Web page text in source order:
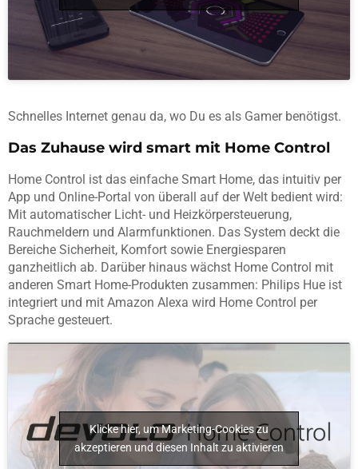
Schnelles Internet genau da, wo Du es als Gamer benötigst.
Das Zuhause wird smart mit Home Control
Home Control ist das einfache Smart Home, das intuitiv per
App und Online-Portal von überall auf der Welt bedient wird:
Mit automatischer Licht- und Heizkörpersteuerung,
Rauchmeldern und Alarmfunktionen. Das System deckt die
Bereiche Sicherheit, Komfort sowie Energiesparen
ganzheitlich ab. Darüber hinaus wächst Home Control mit
anderen Smart Home-Produkten zusammen: Philips Hue ist
integriert und mit Amazon Alexa wird Home Control per
Sprache gesteuert.
Klicke hier, um Marketing-Cookies zu
akzeptieren und diesen Inhalt zu aktivieren